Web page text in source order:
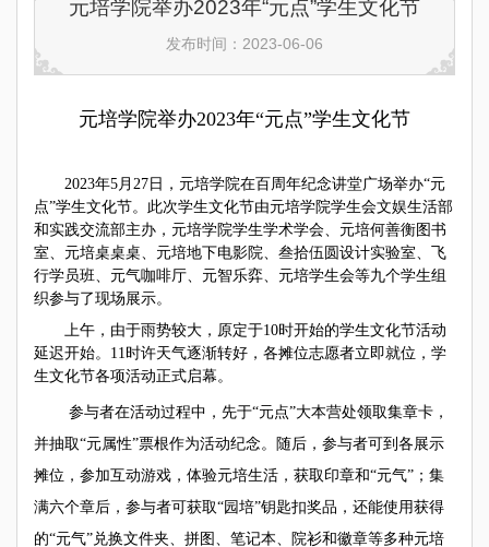
元培学院举办2023年“元点”学生文化节
发布时间：2023-06-06
元培学院举办2023年“元点”学生文化节
2023年5月27日，元培学院在百周年纪念讲堂广场举办“元
点”学生文化节。此次学生文化节由元培学院学生会文娱生活部
和实践交流部主办，元培学院学生学术学会、元培何善衡图书
室、元培桌桌桌、元培地下电影院、叁拾伍圆设计实验室、飞
行学员班、元气咖啡厅、元智乐弈、元培学生会等九个学生组
织参与了现场展示。
上午，由于雨势较大，原定于10时开始的学生文化节活动
延迟开始。11时许天气逐渐转好，各摊位志愿者立即就位，学
生文化节各项活动正式启幕。
参与者在活动过程中，先于“元点”大本营处领取集章卡，
并抽取“元属性”票根作为活动纪念。随后，参与者可到各 展示
摊位， 参加互动游戏，体验元培生活，获取印章和“元气”；集
满六个章后，参与者可获取“园培”钥匙扣奖品， 还能使用获得
的“元气”兑换文件夹、 拼图、 笔记本、院衫和徽章等多种元培